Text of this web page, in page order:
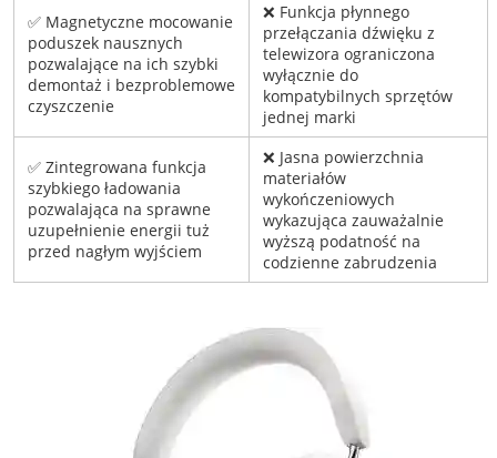
✅ Magnetyczne mocowanie
poduszek nausznych
pozwalające na ich szybki
demontaż i bezproblemowe
czyszczenie
❌ Funkcja płynnego
przełączania dźwięku z
telewizora ograniczona
wyłącznie do
kompatybilnych sprzętów
jednej marki
✅ Zintegrowana funkcja
szybkiego ładowania
pozwalająca na sprawne
uzupełnienie energii tuż
przed nagłym wyjściem
❌ Jasna powierzchnia
materiałów
wykończeniowych
wykazująca zauważalnie
wyższą podatność na
codzienne zabrudzenia